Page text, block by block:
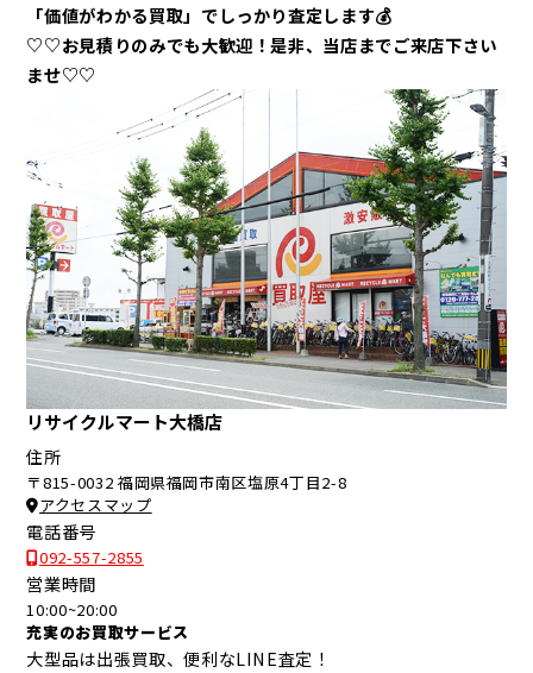
「価値がわかる買取」でしっかり査定します💰
♡♡お見積りのみでも大歓迎！是非、当店までご来店下さい
ませ♡♡
リサイクルマート大橋店
住所
〒815-0032 福岡県福岡市南区塩原4丁目2-8
アクセスマップ
電話番号
092-557-2855
営業時間
10:00~20:00
充実のお買取サービス
大型品は出張買取、便利なLINE査定！